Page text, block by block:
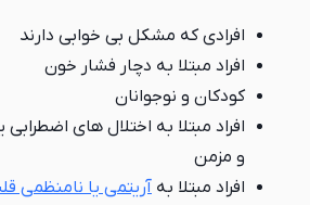
افرادی که مشکل بی خوابی دارند
افراد مبتلا به دچار فشار خون
کودکان و نوجوانان
افراد مبتلا به اختلال های اضطرابی
و مزمن
افراد مبتلا به آریتمی یا نامنظمی